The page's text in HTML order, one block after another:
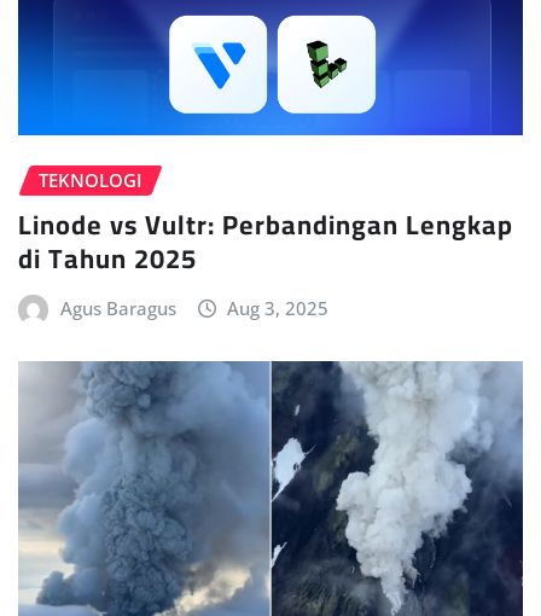
TEKNOLOGI
Linode vs Vultr: Perbandingan Lengkap
di Tahun 2025
Agus Baragus Aug 3, 2025